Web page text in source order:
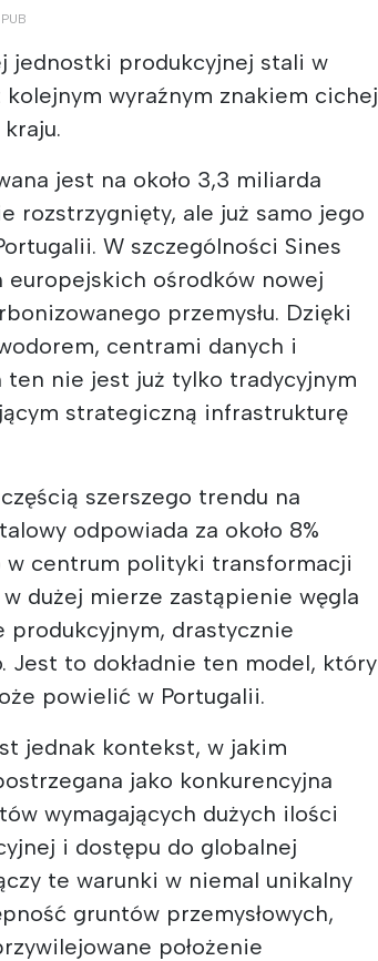
jednostki produkcyjnej stali w
wyraźnym znakiem cichej
jest na około 3,3 miliarda
rozstrzygnięty, ale już samo jego
W szczególności Sines
europejskich ośrodków nowej
przemysłu. Dzięki
centrami danych i
nie jest już tylko tradycyjnym
strategiczną infrastrukturę
szerszego trendu na
odpowiada za około 8%
w centrum polityki transformacji
dużej mierze zastąpienie węgla
produkcyjnym, drastycznie
Jest to dokładnie ten model, który
powielić w Portugalii.
jednak kontekst, w jakim
jako konkurencyjna
wymagających dużych ilości
i dostępu do globalnej
te warunki w niemal unikalny
gruntów przemysłowych,
położenie